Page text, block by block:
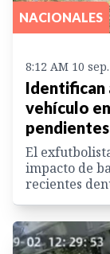
NACIONALES
8:12 AM 10
Identifican
vehículo
pendientes
El
impacto de
recientes